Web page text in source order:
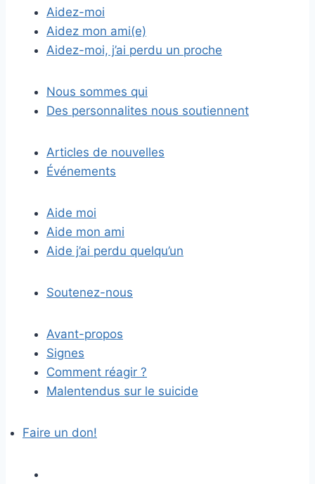
Aidez-moi
Aidez mon ami(e)
Aidez-moi, j’ai perdu un proche
Nous sommes qui
Des personnalites nous soutiennent
Articles de nouvelles
Événements
Aide moi
Aide mon ami
Aide j’ai perdu quelqu’un
Soutenez-nous
Avant-propos
Signes
Comment réagir ?
Malentendus sur le suicide
Faire un don!